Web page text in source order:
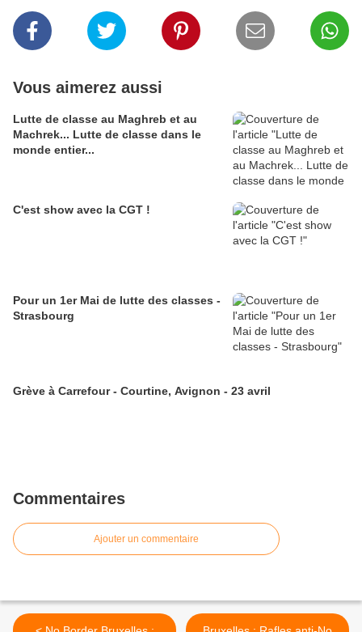
Vous aimerez aussi
Lutte de classe au Maghreb et au
Machrek... Lutte de classe dans le
monde entier...
C'est show avec la CGT !
Pour un 1er Mai de lutte des classes -
Strasbourg
Grève à Carrefour - Courtine, Avignon - 23 avril
Commentaires
Ajouter un commentaire